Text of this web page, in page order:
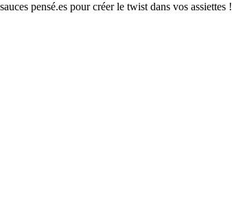
pensé.es pour créer le twist dans vos assiettes !